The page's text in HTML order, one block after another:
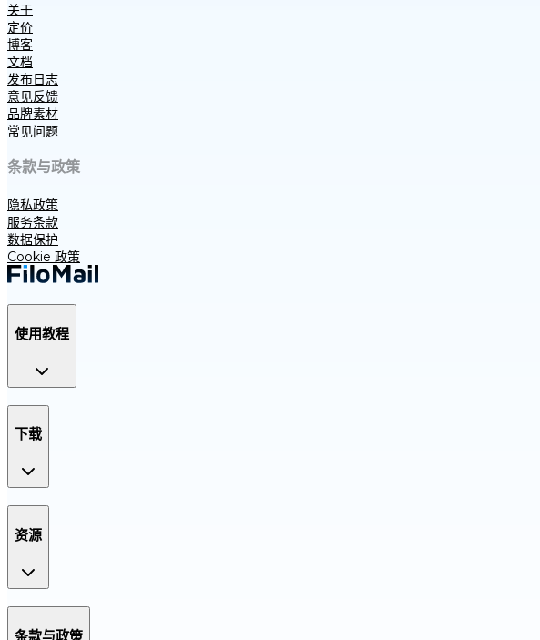
关于
定价
博客
文档
发布日志
意见反馈
品牌素材
常见问题
条款与政策
隐私政策
服务条款
数据保护
Cookie 政策
使用教程
下载
资源
条款与政策